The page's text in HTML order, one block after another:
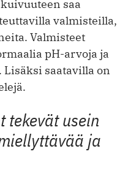
saa
valmisteilla,
Valmisteet
pH-arvoja ja
saatavilla on
tekevät usein
ja